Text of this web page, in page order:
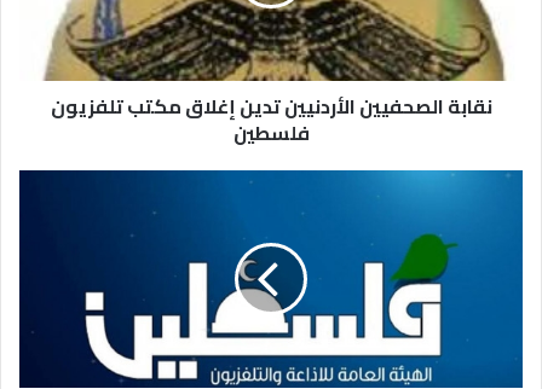
نقابة الصحفيين الأردنيين تدين إغلاق مكتب تلفزيون
فلسطين